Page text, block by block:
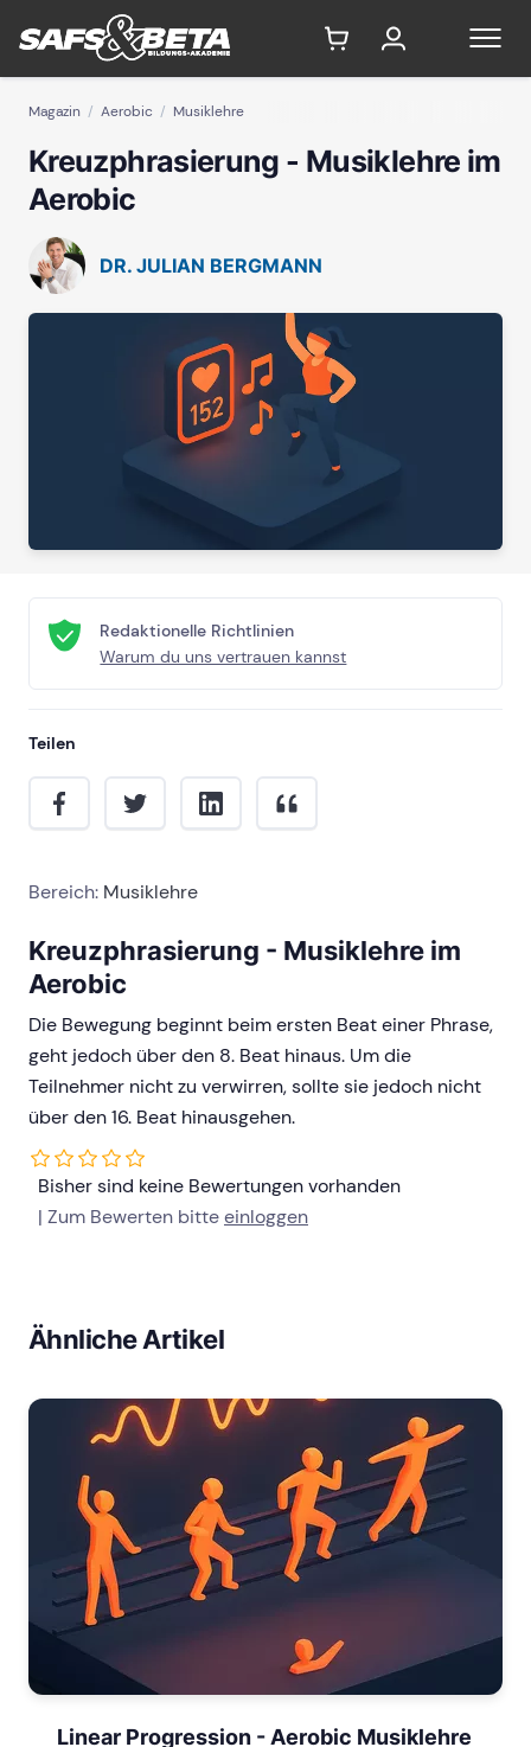
Magazin Aerobic Musiklehre
Kreuzphrasierung - Musiklehre im
Aerobic
DR. JULIAN BERGMANN
Redaktionelle Richtlinien
Warum du uns vertrauen kannst
Teilen
Bereich: Musiklehre
Kreuzphrasierung - Musiklehre im
Aerobic
Die Bewegung beginnt beim ersten Beat einer Phrase,
geht jedoch über den 8. Beat hinaus. Um die
Teilnehmer nicht zu verwirren, sollte sie jedoch nicht
über den 16. Beat hinausgehen.
Bisher sind keine Bewertungen vorhanden
| Zum Bewerten bitteeinloggen
Ähnliche Artikel
Linear Progression - Aerobic Musiklehre